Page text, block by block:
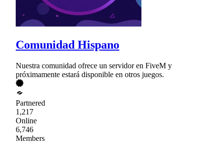
Comunidad Hispano
Nuestra comunidad ofrece un servidor en FiveM y
próximamente estará disponible en otros juegos.
Partnered
1,217
Online
6,746
Members